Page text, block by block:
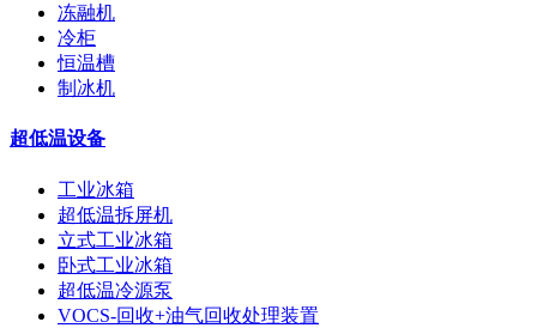
冻融机
冷柜
恒温槽
制冰机
超低温设备
工业冰箱
超低温拆屏机
立式工业冰箱
卧式工业冰箱
超低温冷源泵
VOCS-回收+油气回收处理装置